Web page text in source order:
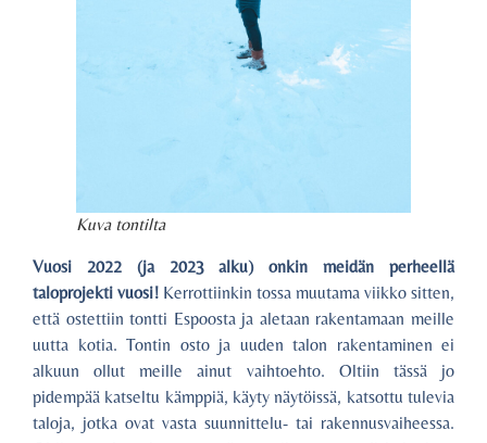
Kuva tontilta
Vuosi 2022 (ja 2023 alku) onkin meidän perheellä
taloprojekti vuosi! Kerrottiinkin tossa muutama viikko sitten,
että ostettiin tontti Espoosta ja aletaan rakentamaan meille
uutta kotia. Tontin osto ja uuden talon rakentaminen ei
alkuun ollut meille ainut vaihtoehto. Oltiin tässä jo
pidempää katseltu kämppiä, käyty näytöissä, katsottu tulevia
taloja, jotka ovat vasta suunnittelu- tai rakennusvaiheessa.